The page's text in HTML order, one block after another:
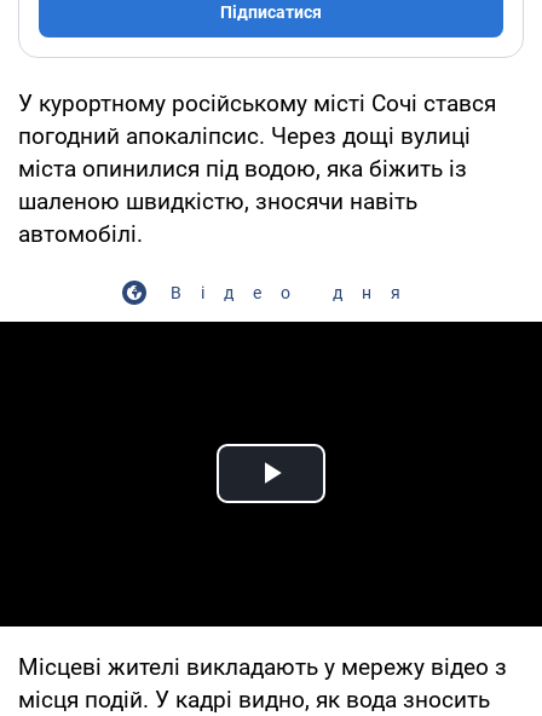
Підписатися
У курортному російському місті Сочі стався
погодний апокаліпсис. Через дощі вулиці
міста опинилися під водою, яка біжить із
шаленою швидкістю, зносячи навіть
автомобілі.
Відео дня
Play Video
Місцеві жителі викладають у мережу відео з
місця подій. У кадрі видно, як вода зносить